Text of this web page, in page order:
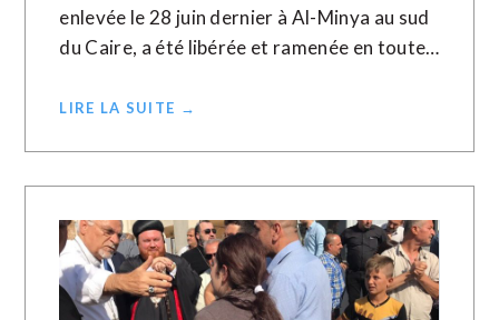
enlevée le 28 juin dernier à Al-Minya au sud
du Caire, a été libérée et ramenée en toute…
LIRE LA SUITE →